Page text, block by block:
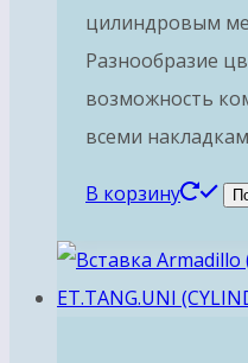
цилиндровым
Разнообразие
возможность
всеми
В корзину